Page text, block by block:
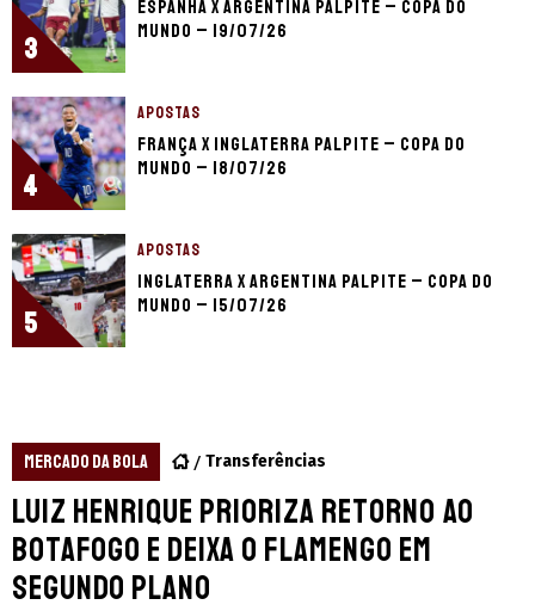
3
Espanha x Argentina palpite – Copa do
Mundo – 19/07/26
4
APOSTAS
França x Inglaterra palpite – Copa do
Mundo – 18/07/26
5
APOSTAS
Inglaterra x Argentina palpite – Copa do
Mundo – 15/07/26
MERCADO DA BOLA Transferências
Luiz Henrique prioriza retorno ao
Botafogo e deixa o Flamengo em
segundo plano